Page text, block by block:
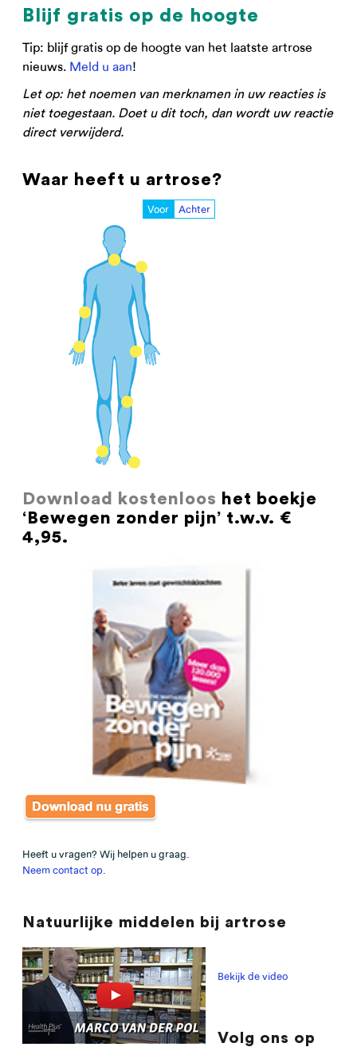
Blijf gratis op de hoogte
Tip: blijf gratis op de hoogte van het laatste artrose
nieuws. Meld u aan!
Let op: het noemen van merknamen in uw reacties is
niet toegestaan. Doet u dit toch, dan wordt uw reactie
direct verwijderd.
Waar heeft u artrose?
Voor Achter
Download kostenloos het boekje
‘Bewegen zonder pijn’ t.w.v. €
4,95.
Heeft u vragen? Wij helpen u graag.
Neem contact op
Natuurlijke middelen bij artrose
Bekijk de video
Volg ons op